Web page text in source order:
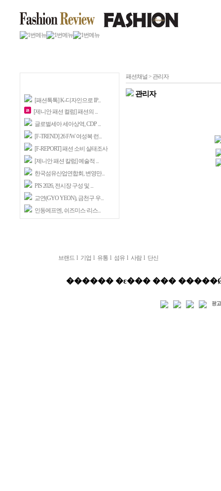
[패션톡톡] K-디자인으로 IP...
[제니안 패션 컬럼] 패션의 ...
글로벌세아 세아상역, CDP ...
[F-TREND] 26 F/W 여성복 런...
[F-REPORT] 패션 소비 실태조사
[제니안 패션 칼럼] 예술적 ...
한국섬유산업연합회, 변영만...
PIS 2026, 전시장 구성 및 ...
교연(GYO YEON), 금천구 우...
인동에프엔, 쉬즈미스·리스...
패션채널 > 관리자
관리자
브랜드 l 기업 l 유통 l 섬유 l 사람l 단신